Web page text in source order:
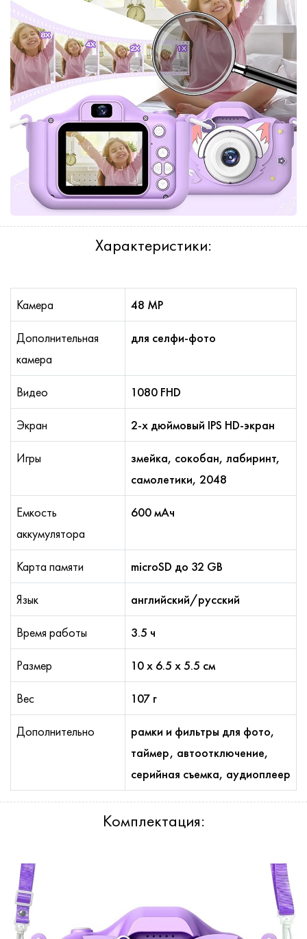
Характеристики:
Камера 48 MP
Дополнительная
камера
для селфи-фото
Видео 1080 FHD
Экран 2-х дюймовый IPS HD-экран
Игры
змейка, cокобан, лабиринт,
самолетики, 2048
Емкость
аккумулятора
600 мАч
Карта памяти microSD до 32 GB
Язык английский/русский
Время работы 3.5 ч
Размер 10 х 6.5 х 5.5 см
Вес 107 г
Дополнительно
рамки и фильтры для фото,
таймер, автоотключение,
серийная съемка, аудиоплеер
Комплектация: